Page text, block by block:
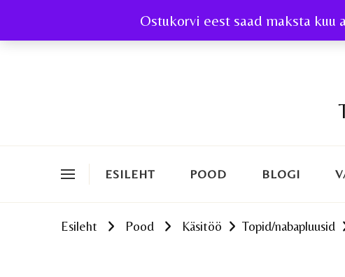
Ostukorvi eest saad maksta kuu
ESILEHT POOD BLOGI
Esileht Pood Käsitöö Topid/nabapluusid